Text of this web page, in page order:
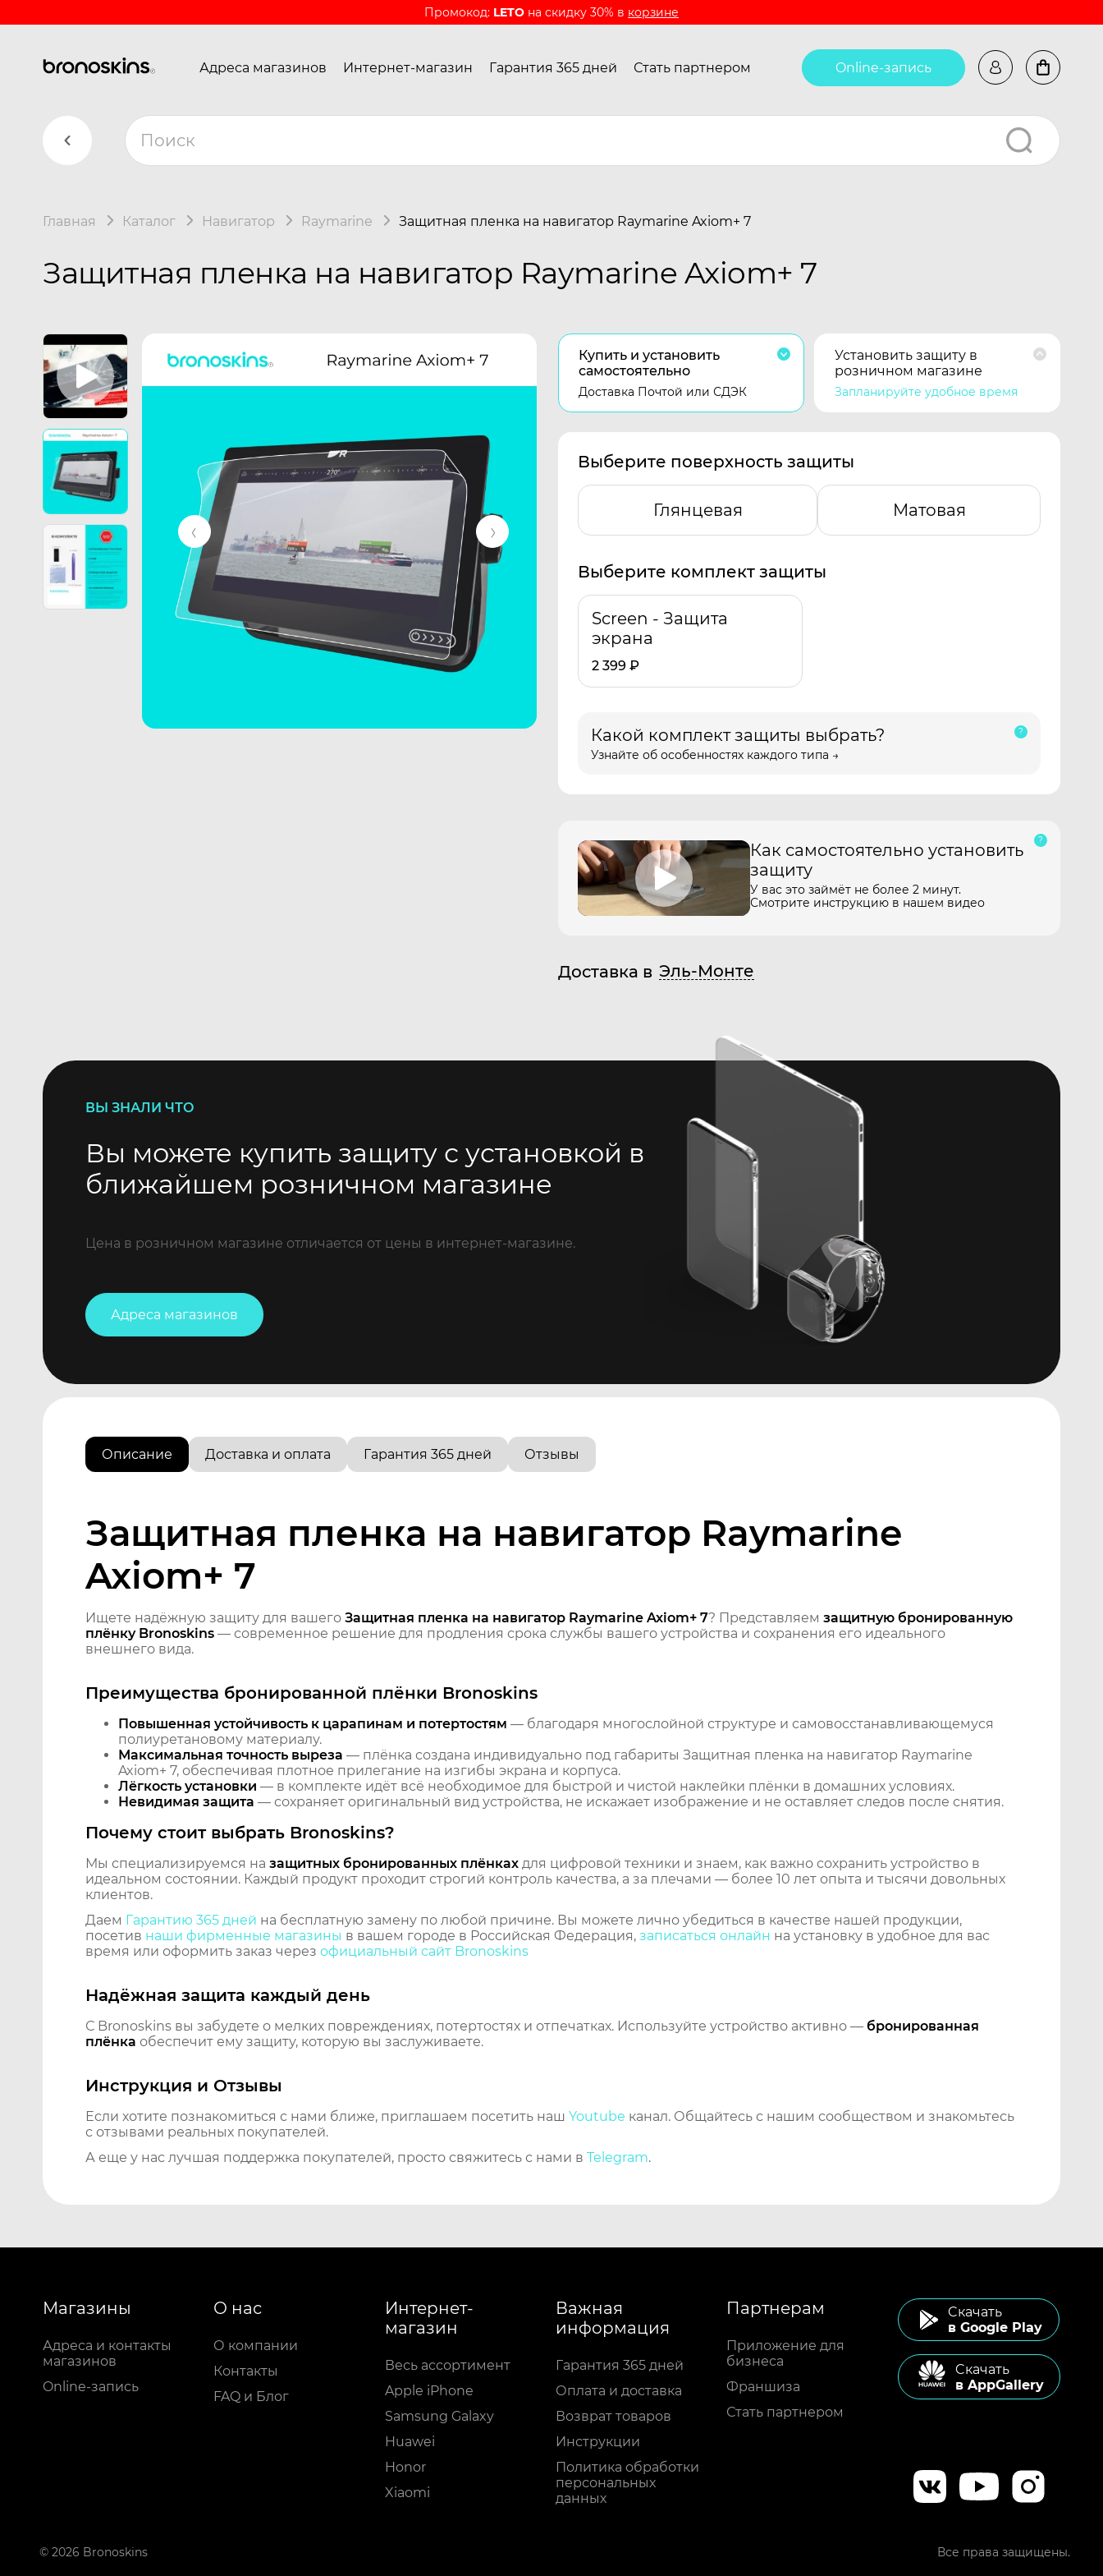
Промокод: LETO на скидку 30% в корзине
Адреса магазинов Интернет-магазин Гарантия 365 дней Стать партнером Online-запись
Главная Каталог Навигатор Raymarine Защитная пленка на навигатор Raymarine Axiom+ 7
Защитная пленка на навигатор Raymarine Axiom+ 7
Купить и установить
самостоятельно
Доставка Почтой или СДЭК
Установить защиту в
розничном магазине
Запланируйте удобное время
Выберите поверхность защиты
Глянцевая Матовая
Выберите комплект защиты
Screen - Защита
экрана
2 399 ₽
Какой комплект защиты выбрать?
Узнайте об особенностях каждого типа →
Как самостоятельно установить
защиту
У вас это займёт не более 2 минут.
Смотрите инструкцию в нашем видео
Доставка в Эль-Монте
ВЫ ЗНАЛИ ЧТО
Вы можете купить защиту с установкой в
ближайшем розничном магазине
Цена в розничном магазине отличается от цены в интернет-магазине.
Адреса магазинов
Описание Доставка и оплата Гарантия 365 дней Отзывы
Защитная пленка на навигатор Raymarine
Axiom+ 7
Ищете надёжную защиту для вашего Защитная пленка на навигатор Raymarine Axiom+ 7? Представляем защитную бронированную
плёнку Bronoskins — современное решение для продления срока службы вашего устройства и сохранения его идеального
внешнего вида.
Преимущества бронированной плёнки Bronoskins
Повышенная устойчивость к царапинам и потертостям — благодаря многослойной структуре и самовосстанавливающемуся
полиуретановому материалу.
Максимальная точность выреза — плёнка создана индивидуально под габариты Защитная пленка на навигатор Raymarine
Axiom+ 7, обеспечивая плотное прилегание на изгибы экрана и корпуса.
Лёгкость установки — в комплекте идёт всё необходимое для быстрой и чистой наклейки плёнки в домашних условиях.
Невидимая защита — сохраняет оригинальный вид устройства, не искажает изображение и не оставляет следов после снятия.
Почему стоит выбрать Bronoskins?
Мы специализируемся на защитных бронированных плёнках для цифровой техники и знаем, как важно сохранить устройство в
идеальном состоянии. Каждый продукт проходит строгий контроль качества, а за плечами — более 10 лет опыта и тысячи довольных
клиентов.
Даем Гарантию 365 дней на бесплатную замену по любой причине. Вы можете лично убедиться в качестве нашей продукции,
посетив наши фирменные магазины в вашем городе в Российская Федерация, записаться онлайн на установку в удобное для вас
время или оформить заказ через официальный сайт Bronoskins
Надёжная защита каждый день
С Bronoskins вы забудете о мелких повреждениях, потертостях и отпечатках. Используйте устройство активно — бронированная
плёнка обеспечит ему защиту, которую вы заслуживаете.
Инструкция и Отзывы
Если хотите познакомиться с нами ближе, приглашаем посетить наш Youtube канал. Общайтесь с нашим сообществом и знакомьтесь
с отзывами реальных покупателей.
А еще у нас лучшая поддержка покупателей, просто свяжитесь с нами в Telegram.
Магазины
Адреса и контакты
магазинов
Online-запись
О нас
О компании
Контакты
FAQ и Блог
Интернет-
магазин
Весь ассортимент
Apple iPhone
Samsung Galaxy
Huawei
Honor
Xiaomi
Важная
информация
Гарантия 365 дней
Оплата и доставка
Возврат товаров
Инструкции
Политика обработки
персональных
данных
Партнерам
Приложение для
бизнеса
Франшиза
Стать партнером
Cкачать
в Google Play
Cкачать
в AppGallery
© 2026 Bronoskins Все права защищены.